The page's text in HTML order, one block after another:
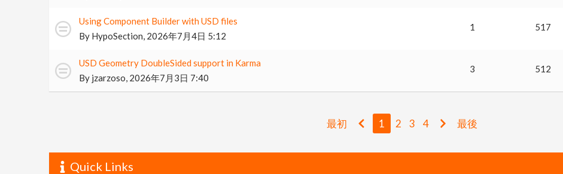
Using Component Builder with USD files
By HypoSection, 2026年7月4日 5:12
1 517
USD Geometry DoubleSided support in Karma
By jzarzoso, 2026年7月3日 7:40
3 512
最初 1 2 3 4 最後
Quick Links